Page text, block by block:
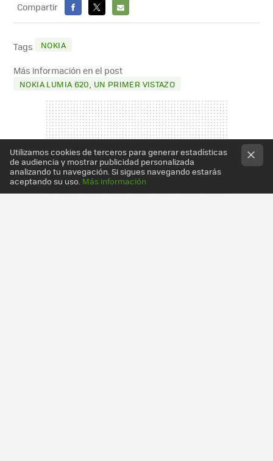
Compartir
FACEBOOK
X
E-
Tags NOKIA
Más información en el post
NOKIA LUMIA 620, UN PRIMER VISTAZO
Utilizamos cookies de terceros para generar estadísticas
de audiencia y mostrar publicidad personalizada
analizando tu navegación. Si sigues navegando estarás
aceptando su uso. Más información